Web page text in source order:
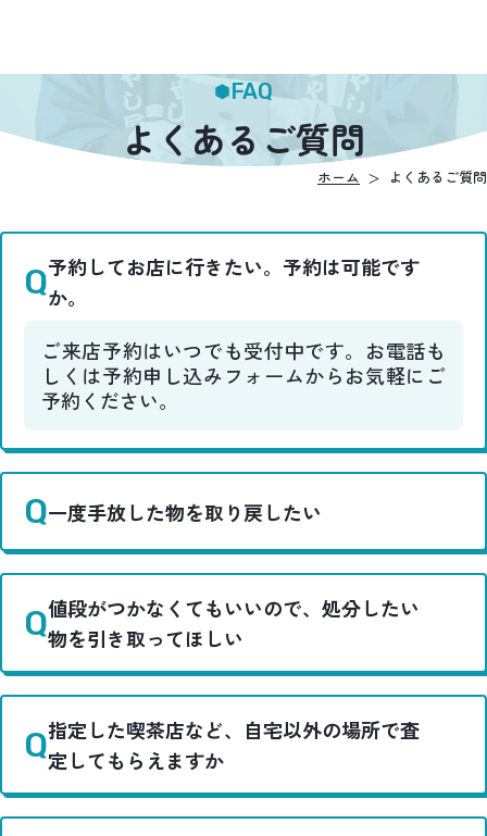
FAQ
よくあるご質問
ホーム よくあるご質問
予約してお店に行きたい。予約は可能です
か。
ご来店予約はいつでも受付中です。お電話も
しくは予約申し込みフォームからお気軽にご
予約ください。
一度手放した物を取り戻したい
値段がつかなくてもいいので、処分したい
物を引き取ってほしい
指定した喫茶店など、自宅以外の場所で査
定してもらえますか